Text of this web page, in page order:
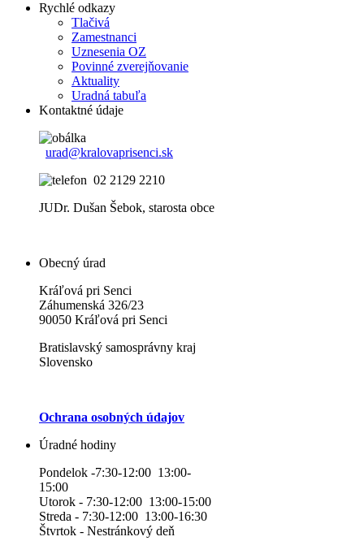
Rychlé odkazy
Tlačivá
Zamestnanci
Uznesenia OZ
Povinné zverejňovanie
Aktuality
Uradná tabuľa
Kontaktné údaje
urad@kralovaprisenci.sk
02 2129 2210
JUDr. Dušan Šebok, starosta obce
Obecný úrad
Kráľová pri Senci
Záhumenská 326/23
90050 Kráľová pri Senci
Bratislavský samosprávny kraj
Slovensko
Ochrana osobných údajov
Úradné hodiny
Pondelok -7:30-12:00 13:00-
15:00
Utorok - 7:30-12:00 13:00-15:00
Streda - 7:30-12:00 13:00-16:30
Štvrtok - Nestránkový deň